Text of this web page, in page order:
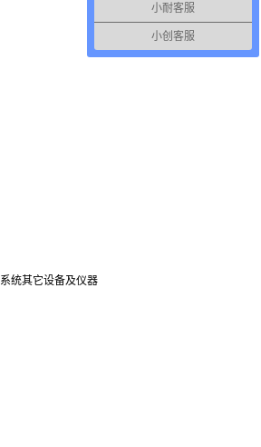
统其它设备及仪器
小耐客服
小创客服